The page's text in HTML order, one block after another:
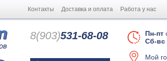
Контакты Доставка и оплата Работа у нас
8(903)531-68-08 Пн-пт
Сб-вс
Мой